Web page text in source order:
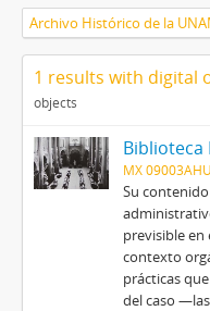
Archivo Histórico de la
1 results with digital
objects
Biblioteca
MX
Su
previsible
contexto
prácticas
del caso